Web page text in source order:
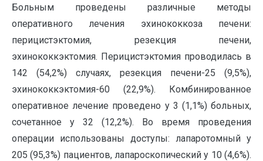
Больным проведены различные методы
оперативного лечения эхинококкоза печени:
перицистэктомия, резекция печени,
эхинококкэктомия. Перицистэктомия проводилась в
142 (54,2%) случаях, резекция печени-25 (9,5%),
эхинококкэктомия-60 (22,9%). Комбинированное
оперативное лечение проведено у 3 (1,1%) больных,
сочетанное у 32 (12,2%). Во время проведения
операции использованы доступы: лапаротомный у
205 (95,3%) пациентов, лапароскопический у 10 (4,6%).